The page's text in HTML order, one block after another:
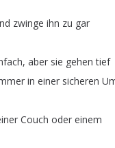
zwinge ihn zu gar
, aber sie gehen tief
in einer sicheren
Couch oder einem